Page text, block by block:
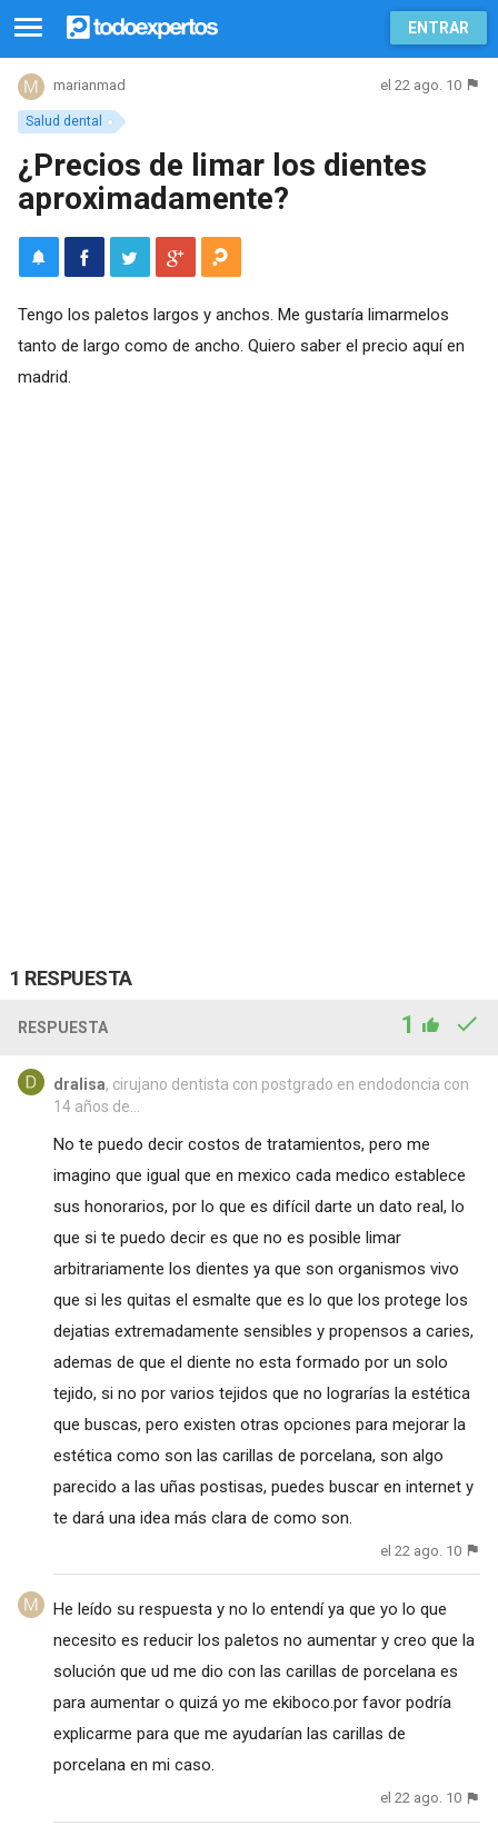
ENTRAR
Salud dental
marianmad el 22 ago. 10
¿Precios de limar los dientes
aproximadamente?
Tengo los paletos largos y anchos. Me gustaría limarmelos
tanto de largo como de ancho. Quiero saber el precio aquí en
madrid.
1 RESPUESTA
RESPUESTA 1
dralisa, cirujano dentista con postgrado en endodoncia con
14 años de...
No te puedo decir costos de tratamientos, pero me
imagino que igual que en mexico cada medico establece
sus honorarios, por lo que es difícil darte un dato real, lo
que si te puedo decir es que no es posible limar
arbitrariamente los dientes ya que son organismos vivo
que si les quitas el esmalte que es lo que los protege los
dejatias extremadamente sensibles y propensos a caries,
ademas de que el diente no esta formado por un solo
tejido, si no por varios tejidos que no lograrías la estética
que buscas, pero existen otras opciones para mejorar la
estética como son las carillas de porcelana, son algo
parecido a las uñas postisas, puedes buscar en internet y
te dará una idea más clara de como son.
el 22 ago. 10
He leído su respuesta y no lo entendí ya que yo lo que
necesito es reducir los paletos no aumentar y creo que la
solución que ud me dio con las carillas de porcelana es
para aumentar o quizá yo me ekiboco.por favor podría
explicarme para que me ayudarían las carillas de
porcelana en mi caso.
el 22 ago. 10